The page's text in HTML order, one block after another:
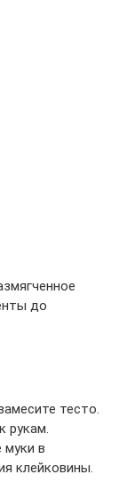
до
тесто.
рукам.
в
клейковины.